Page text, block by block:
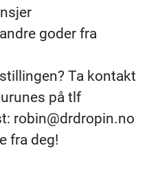
goder fra
Ta kontakt
på tlf
robin@drdropin.no
fra deg!